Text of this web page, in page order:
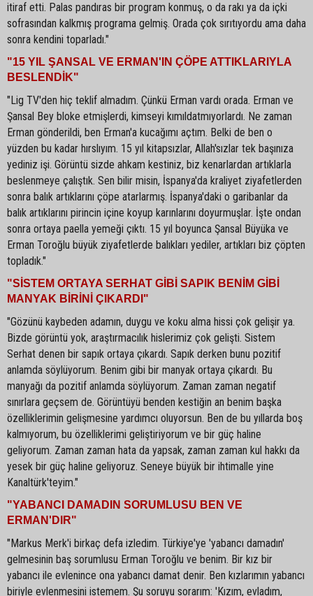
itiraf etti. Palas pandıras bir program konmuş, o da rakı ya da içki
sofrasından kalkmış programa gelmiş. Orada çok sırıtıyordu ama daha
sonra kendini toparladı."
"15 YIL ŞANSAL VE ERMAN'IN ÇÖPE ATTIKLARIYLA
BESLENDİK"
"Lig TV'den hiç teklif almadım. Çünkü Erman vardı orada. Erman ve
Şansal Bey bloke etmişlerdi, kimseyi kımıldatmıyorlardı. Ne zaman
Erman gönderildi, ben Erman'a kucağımı açtım. Belki de ben o
yüzden bu kadar hırslıyım. 15 yıl kitapsızlar, Allah'sızlar tek başınıza
yediniz işi. Görüntü sizde ahkam kestiniz, biz kenarlardan artıklarla
beslenmeye çalıştık. Sen bilir misin, İspanya'da kraliyet ziyafetlerden
sonra balık artıklarını çöpe atarlarmış. İspanya'daki o garibanlar da
balık artıklarını pirincin içine koyup karınlarını doyurmuşlar. İşte ondan
sonra ortaya paella yemeği çıktı. 15 yıl boyunca Şansal Büyüka ve
Erman Toroğlu büyük ziyafetlerde balıkları yediler, artıkları biz çöpten
topladık."
"SİSTEM ORTAYA SERHAT GİBİ SAPIK BENİM GİBİ
MANYAK BİRİNİ ÇIKARDI"
"Gözünü kaybeden adamın, duygu ve koku alma hissi çok gelişir ya.
Bizde görüntü yok, araştırmacılık hislerimiz çok gelişti. Sistem
Serhat denen bir sapık ortaya çıkardı. Sapık derken bunu pozitif
anlamda söylüyorum. Benim gibi bir manyak ortaya çıkardı. Bu
manyağı da pozitif anlamda söylüyorum. Zaman zaman negatif
sınırlara geçsem de. Görüntüyü benden kestiğin an benim başka
özelliklerimin gelişmesine yardımcı oluyorsun. Ben de bu yıllarda boş
kalmıyorum, bu özelliklerimi geliştiriyorum ve bir güç haline
geliyorum. Zaman zaman hata da yapsak, zaman zaman kul hakkı da
yesek bir güç haline geliyoruz. Seneye büyük bir ihtimalle yine
Kanaltürk'teyim."
"YABANCI DAMADIN SORUMLUSU BEN VE
ERMAN'DIR"
"Markus Merk'i birkaç defa izledim. Türkiye'ye 'yabancı damadın'
gelmesinin baş sorumlusu Erman Toroğlu ve benim. Bir kız bir
yabancı ile evlenince ona yabancı damat denir. Ben kızlarımın yabancı
biriyle evlenmesini istemem. Şu soruyu sorarım: 'Kızım, evladım,